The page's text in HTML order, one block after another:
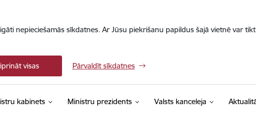
nepieciešamās sīkdatnes. Ar Jūsu piekrišanu papildus šajā vietnē var
visas Pārvaldīt sīkdatnes
kabinets Ministru prezidents Valsts kanceleja